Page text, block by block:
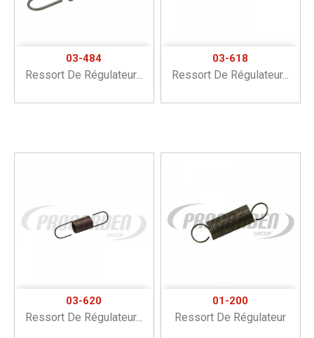
03-484
Ressort De Régulateur...
03-618
Ressort De Régulateur...
03-620
Ressort De Régulateur...
01-200
Ressort De Régulateur